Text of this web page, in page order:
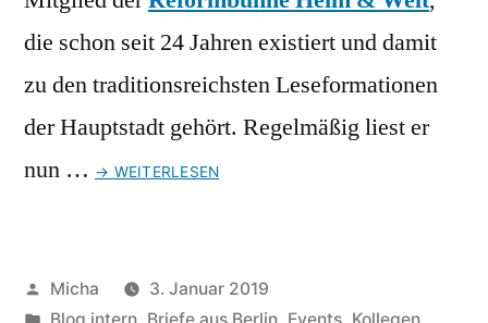
die schon seit 24 Jahren existiert und damit
zu den traditionsreichsten Leseformationen
der Hauptstadt gehört. Regelmäßig liest er
nun … → WEITERLESEN
Veröffentlicht
von
Micha
3. Januar 2019
Veröffentlicht
Blog intern, Briefe aus Berlin, Events, Kollegen,